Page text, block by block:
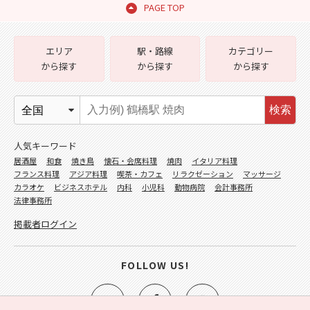
PAGE TOP
エリア
から探す
駅・路線
から探す
カテゴリー
から探す
検索
人気キーワード
居酒屋 和食 焼き鳥 懐石・会席料理 焼肉
イタリア料理
フランス料理
アジア料理 喫茶・カフェ リラクゼーション
マッサージ
カラオケ
ビジネスホテル 内科 小児科 動物病院
会計事務所
法律事務所
掲載者ログイン
FOLLOW US!